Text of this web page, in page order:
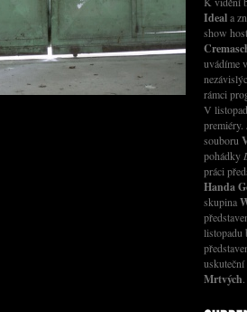
Ideala
show
uvádíme
rámci
V
premiéry.
souboru
pohádky
práci
Handa
skupina
listopadu
Mrtvých.